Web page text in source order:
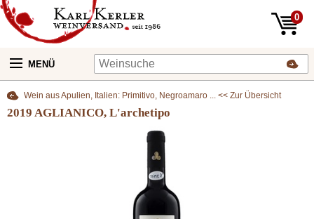
0
MENÜ
Wein aus Apulien, Italien: Primitivo, Negroamaro ... << Zur Übersicht
2019 AGLIANICO, L'archetipo